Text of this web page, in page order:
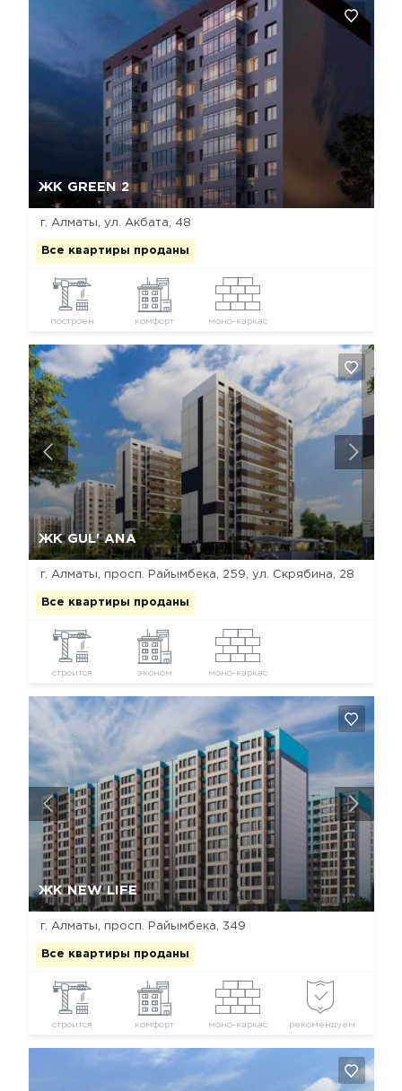
ЖК GREEN 2
г. Алматы, ул. Акбата, 48
Все квартиры проданы
построен комфорт моно-каркас
Отмена
ЖК GUL' ANA
г. Алматы, просп. Райымбека, 259, ул. Скрябина, 28
Все квартиры проданы
строится эконом моно-каркас
Да, удалить Отмена
ЖК NEW LIFE
г. Алматы, просп. Райымбека, 349
Все квартиры проданы
строится комфорт моно-каркас рекомендуем
Да, удалить